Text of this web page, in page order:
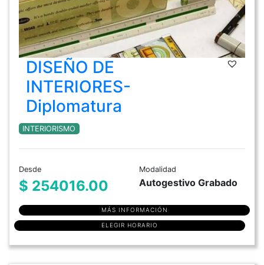
DISEÑO DE
INTERIORES-
Diplomatura
INTERIORISMO
Desde
$ 254016.00
Modalidad
Autogestivo Grabado
MÁS INFORMACIÓN
ELEGIR HORARIO